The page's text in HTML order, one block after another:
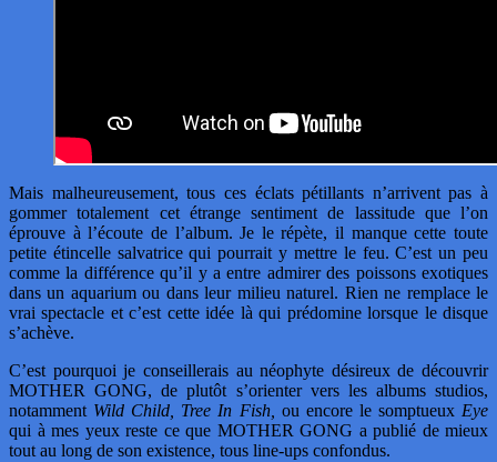
Mais malheureusement, tous ces éclats pétillants n’arrivent pas à
gommer totalement cet étrange sentiment de lassitude que l’on
éprouve à l’écoute de l’album. Je le répète, il manque cette toute
petite étincelle salvatrice qui pourrait y mettre le feu. C’est un peu
comme la différence qu’il y a entre admirer des poissons exotiques
dans un aquarium ou dans leur milieu naturel. Rien ne remplace le
vrai spectacle et c’est cette idée là qui prédomine lorsque le disque
s’achève.
C’est pourquoi je conseillerais au néophyte désireux de découvrir
MOTHER GONG, de plutôt s’orienter vers les albums studios,
notamment Wild Child, Tree In Fish, ou encore le somptueux Eye
qui à mes yeux reste ce que MOTHER GONG a publié de mieux
tout au long de son existence, tous line-ups confondus.